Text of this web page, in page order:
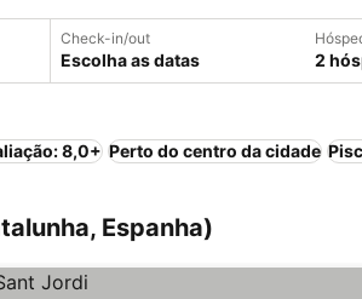
Check-in/out
Escolha as datas 2
8,0+ Perto do centro da cidade
Espanha)